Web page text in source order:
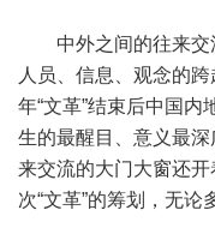
中外之间的往来交
人员、信息、观念的
年“文革”结束后中国
生的最醒目、意义最
来交流的大门大窗还
次“文革”的筹划，无论